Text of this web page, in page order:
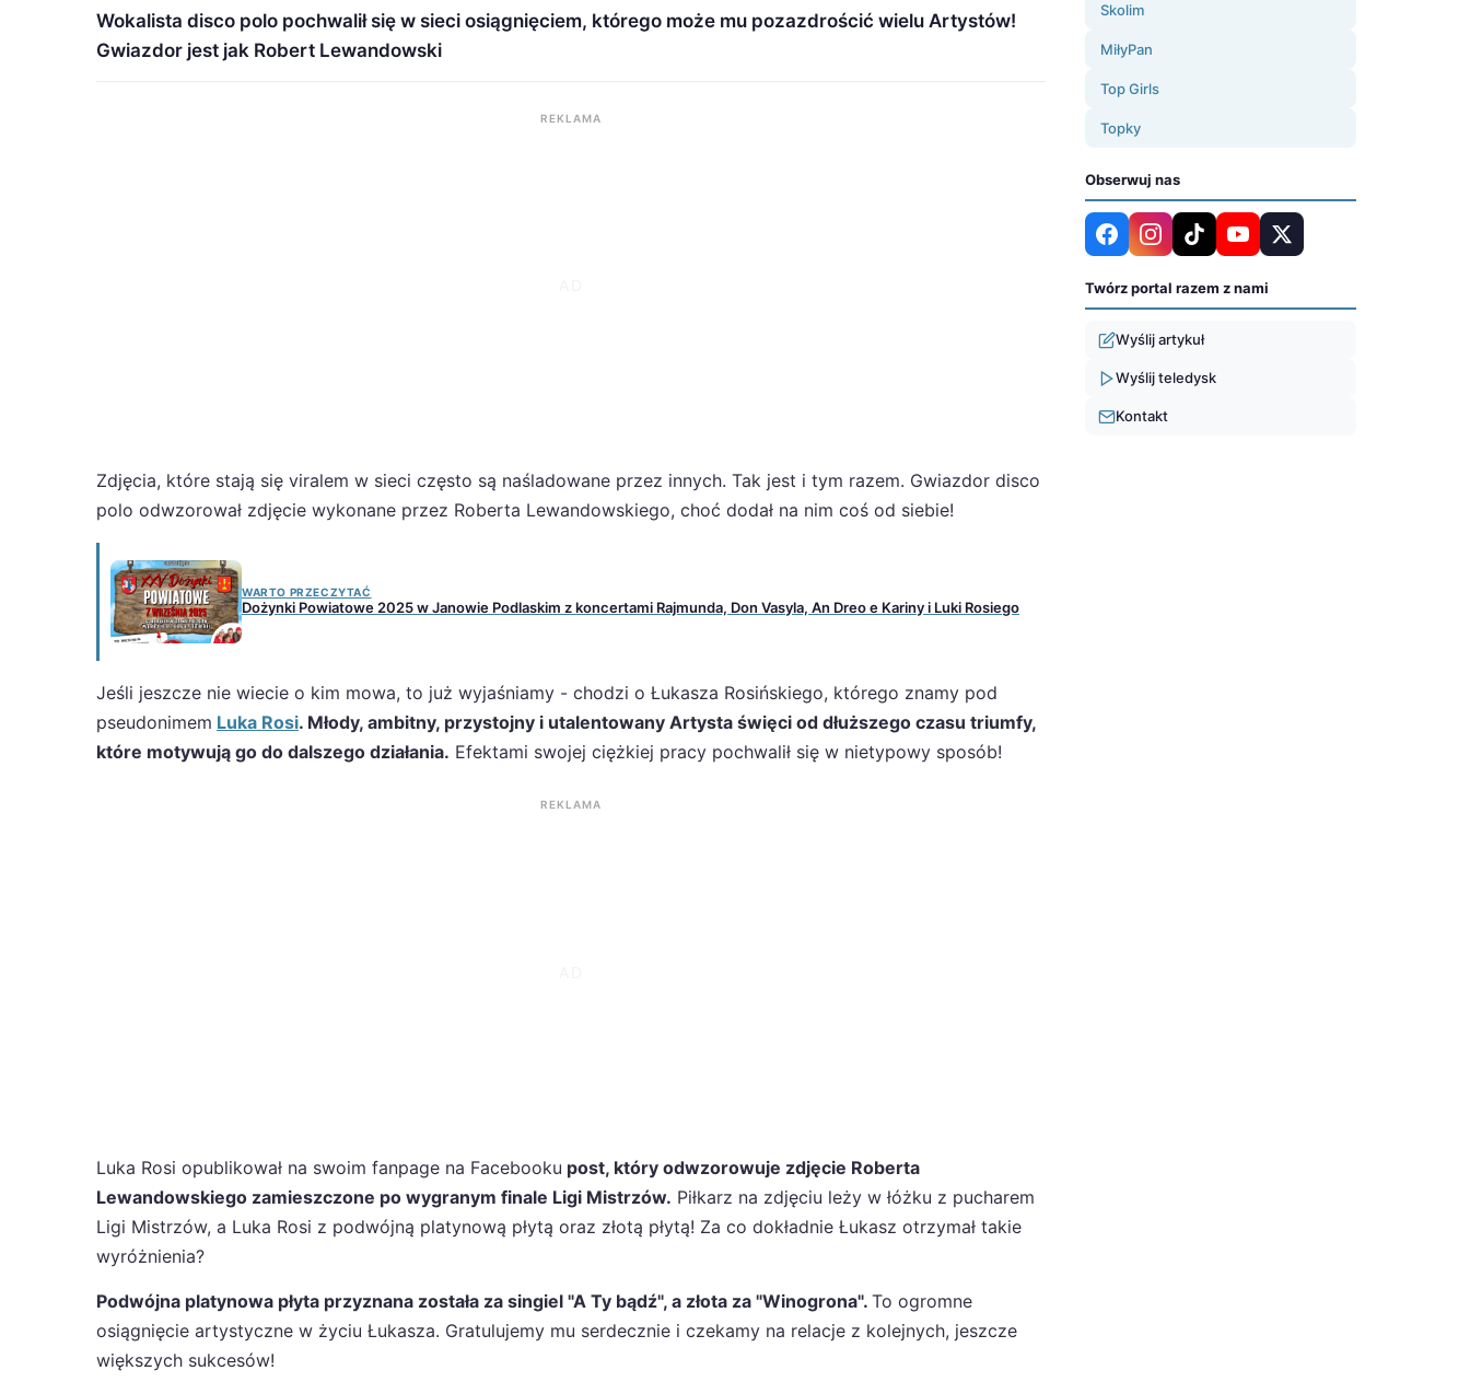
Wokalista disco polo pochwalił się w sieci osiągnięciem, którego może mu pozazdrościć wielu Artystów!
Gwiazdor jest jak Robert Lewandowski
REKLAMA
Zdjęcia, które stają się viralem w sieci często są naśladowane przez innych. Tak jest i tym razem. Gwiazdor disco
polo odwzorował zdjęcie wykonane przez Roberta Lewandowskiego, choć dodał na nim coś od siebie!
WARTO PRZECZYTAĆ
Dożynki Powiatowe 2025 w Janowie Podlaskim z koncertami Rajmunda, Don Vasyla, An Dreo e Kariny i Luki Rosiego
Jeśli jeszcze nie wiecie o kim mowa, to już wyjaśniamy - chodzi o Łukasza Rosińskiego, którego znamy pod
pseudonimem Luka Rosi. Młody, ambitny, przystojny i utalentowany Artysta święci od dłuższego czasu triumfy,
które motywują go do dalszego działania. Efektami swojej ciężkiej pracy pochwalił się w nietypowy sposób!
REKLAMA
Luka Rosi opublikował na swoim fanpage na Facebooku post, który odwzorowuje zdjęcie Roberta
Lewandowskiego zamieszczone po wygranym finale Ligi Mistrzów. Piłkarz na zdjęciu leży w łóżku z pucharem
Ligi Mistrzów, a Luka Rosi z podwójną platynową płytą oraz złotą płytą! Za co dokładnie Łukasz otrzymał takie
wyróżnienia?
Podwójna platynowa płyta przyznana została za singiel "A Ty bądź", a złota za "Winogrona". To ogromne
osiągnięcie artystyczne w życiu Łukasza. Gratulujemy mu serdecznie i czekamy na relacje z kolejnych, jeszcze
większych sukcesów!
Skolim
MiłyPan
Top Girls
Topky
Obserwuj nas
Twórz portal razem z nami
Wyślij artykuł
Wyślij teledysk
Kontakt